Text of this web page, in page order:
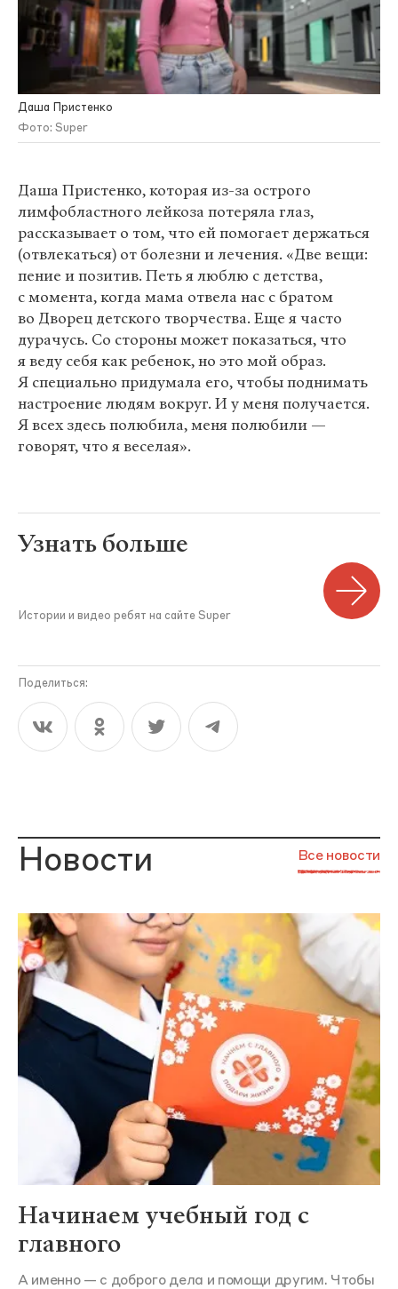
Даша Пристенко
Фото: Super
Даша Пристенко, которая из-за острого
лимфобластного лейкоза потеряла глаз,
рассказывает о том, что ей помогает держаться
(отвлекаться) от болезни и лечения. «Две вещи:
пение и позитив. Петь я люблю с детства,
с момента, когда мама отвела нас с братом
во Дворец детского творчества. Еще я часто
дурачусь. Со стороны может показаться, что
я веду себя как ребенок, но это мой образ.
Я специально придумала его, чтобы поднимать
настроение людям вокруг. И у меня получается.
Я всех здесь полюбила, меня полюбили —
говорят, что я веселая».
Узнать больше
Истории и видео ребят на сайте Super
Поделиться:
Новости Все новости
Начинаем учебный год с
главного
А именно — с доброго дела и помощи другим. Чтобы